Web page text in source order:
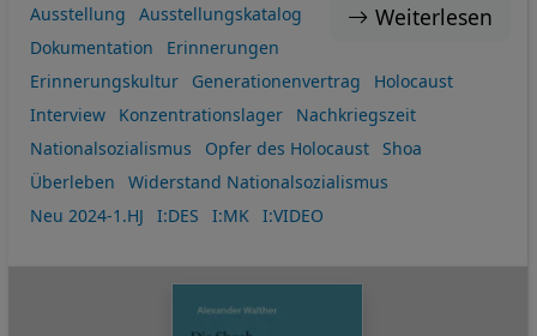
Weiterlesen
Ausstellung
Ausstellungskatalog
Dokumentation
Erinnerungen
Erinnerungskultur
Generationenvertrag
Holocaust
Interview
Konzentrationslager
Nachkriegszeit
Nationalsozialismus
Opfer des Holocaust
Shoa
Überleben
Widerstand Nationalsozialismus
Neu 2024-1.HJ
I:DES I:MK I:VIDEO